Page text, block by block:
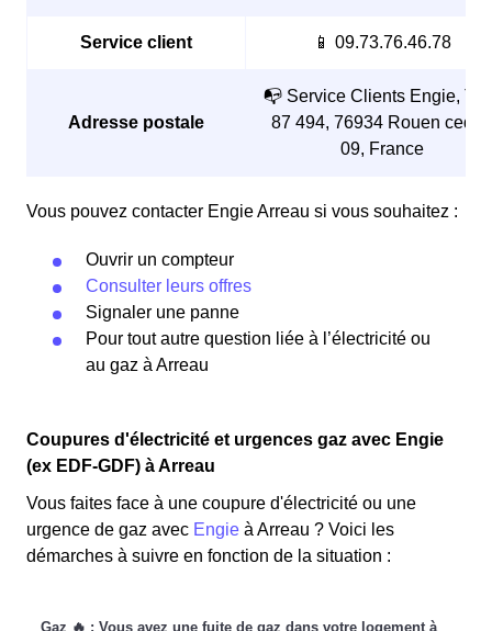
Service client 📱 09.73.76.46.78
Adresse postale
📭 Service Clients Engie,
87 494, 76934 Rouen cedex
09, France
Vous pouvez contacter Engie Arreau si vous souhaitez :
Ouvrir un compteur
Consulter leurs offres
Signaler une panne
Pour tout autre question liée à l’électricité ou
au gaz à Arreau
Coupures d'électricité et urgences gaz avec Engie
(ex EDF-GDF) à Arreau
Vous faites face à une coupure d'électricité ou une
urgence de gaz avec Engie à Arreau ? Voici les
démarches à suivre en fonction de la situation :